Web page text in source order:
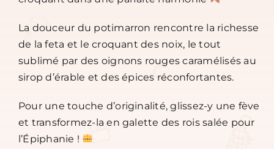
La douceur du potimarron rencontre la richesse
de la feta et le croquant des noix, le tout
sublimé par des oignons rouges caramélisés au
sirop d’érable et des épices réconfortantes.
Pour une touche d’originalité, glissez-y une fève
et transformez-la en galette des rois salée pour
l’Épiphanie !